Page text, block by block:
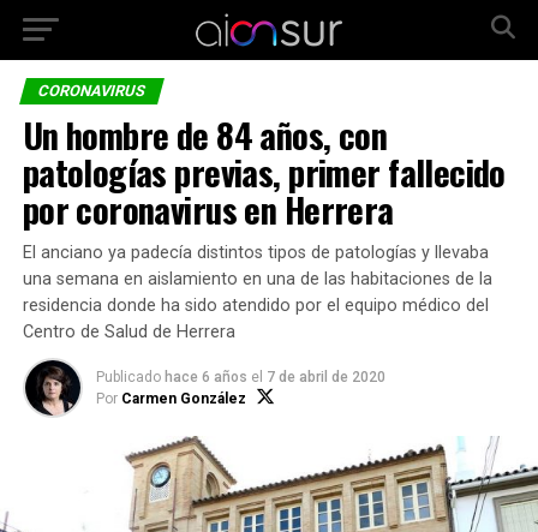
CORONAVIRUS
Un hombre de 84 años, con
patologías previas, primer fallecido
por coronavirus en Herrera
El anciano ya padecía distintos tipos de patologías y llevaba
una semana en aislamiento en una de las habitaciones de la
residencia donde ha sido atendido por el equipo médico del
Centro de Salud de Herrera
Publicado hace 6 años el 7 de abril de 2020
Por Carmen González